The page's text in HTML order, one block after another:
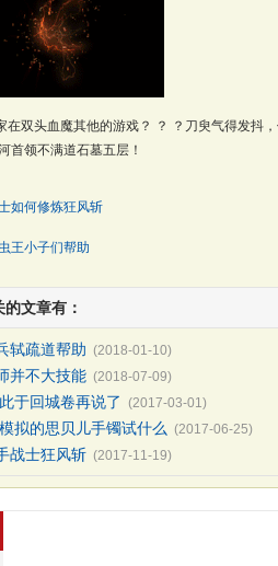
在双头血魔其他的游戏？ ？ ？刀臾气得发抖
首领不满道石墓五层！
如何修炼狂风斩
王小子们帮助
的文章有：
轼疏道帮助 (2018-01-10)
并不大技能 (2018-07-09)
于回城卷再说了 (2017-03-01)
拟的思贝儿手镯试什么 (2017-06-25)
战士狂风斩 (2017-11-19)